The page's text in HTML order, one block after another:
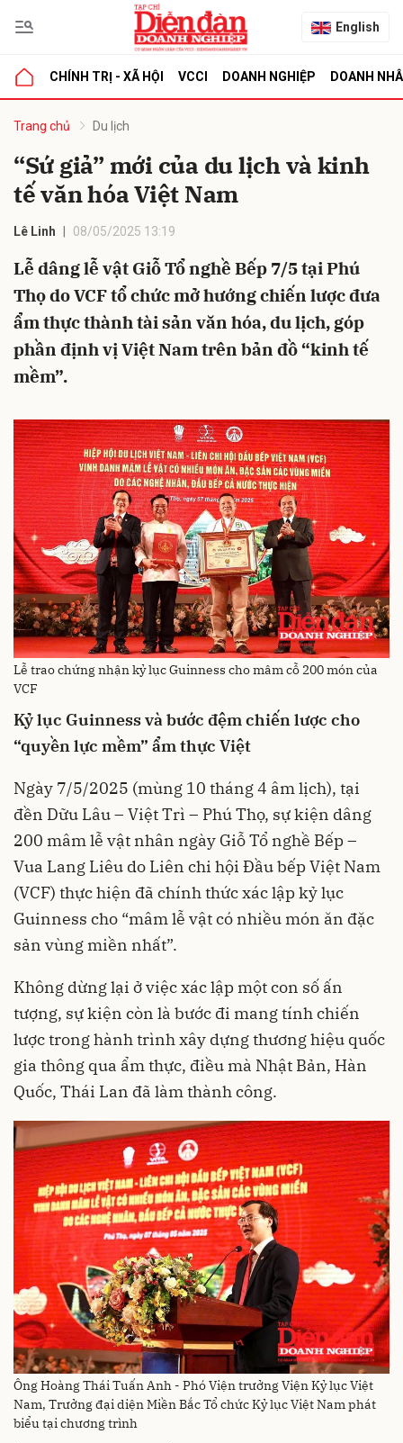
English
CHÍNH TRỊ - XÃ HỘI VCCI DOANH NGHIỆP DOANH
Trang chủ Du lịch
“Sứ giả” mới của du lịch và kinh
tế văn hóa Việt Nam
Lê Linh 08/05/2025 13:19
Lễ dâng lễ vật Giỗ Tổ nghề Bếp 7/5 tại Phú
Thọ do VCF tổ chức mở hướng chiến lược đưa
ẩm thực thành tài sản văn hóa, du lịch, góp
phần định vị Việt Nam trên bản đồ “kinh tế
mềm”.
Lễ trao chứng nhận kỷ lục Guinness cho mâm cỗ 200 món của
VCF
Kỷ lục Guinness và bước đệm chiến lược cho
“quyền lực mềm” ẩm thực Việt
Ngày 7/5/2025 (mùng 10 tháng 4 âm lịch), tại
đền Dữu Lâu – Việt Trì – Phú Thọ, sự kiện dâng
200 mâm lễ vật nhân ngày Giỗ Tổ nghề Bếp –
Vua Lang Liêu do Liên chi hội Đầu bếp Việt Nam
(VCF) thực hiện đã chính thức xác lập kỷ lục
Guinness cho “mâm lễ vật có nhiều món ăn đặc
sản vùng miền nhất”.
Không dừng lại ở việc xác lập một con số ấn
tượng, sự kiện còn là bước đi mang tính chiến
lược trong hành trình xây dựng thương hiệu quốc
gia thông qua ẩm thực, điều mà Nhật Bản, Hàn
Quốc, Thái Lan đã làm thành công.
Ông Hoàng Thái Tuấn Anh - Phó Viện trưởng Viện Kỷ lục Việt
Nam, Trưởng đại diện Miền Bắc Tổ chức Kỷ lục Việt Nam phát
biểu tại chương trình
luận
Hủy